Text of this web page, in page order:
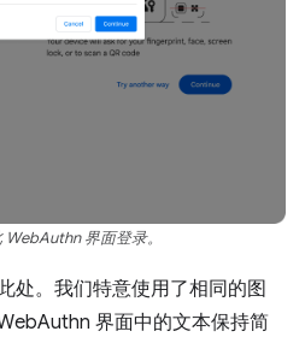
界面登录。
处。我们特意使用了相同的图
界面中的文本保持简